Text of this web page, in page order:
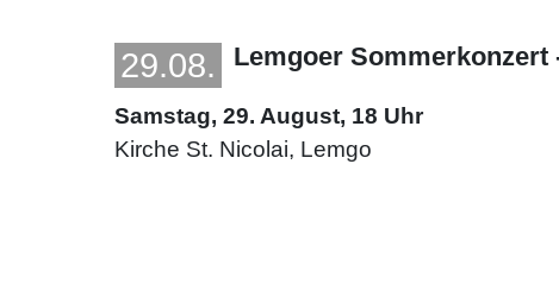
29.08. Lemgoer
Samstag, 29. August, 18 Uhr
Kirche St. Nicolai, Lemgo